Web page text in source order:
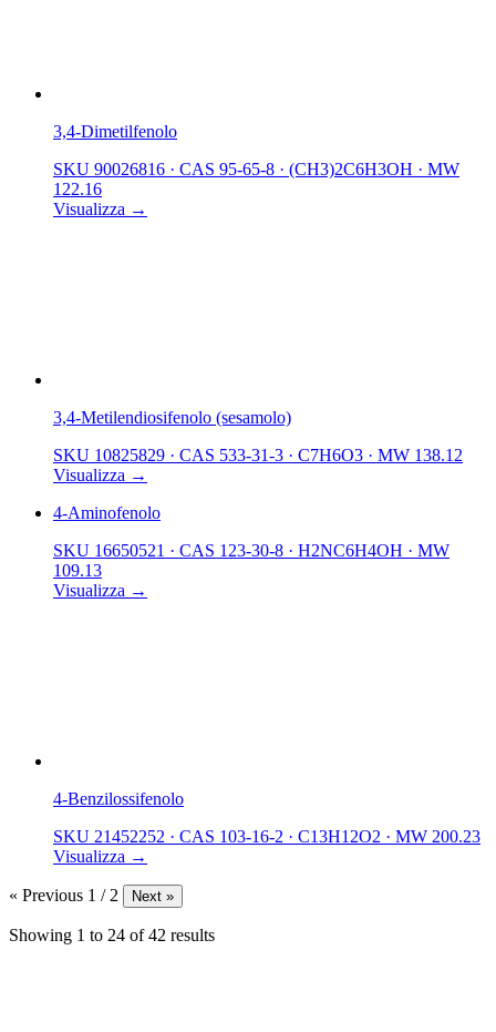
3,4-Dimetilfenolo
SKU 90026816 · CAS 95-65-8 · (CH3)2C6H3OH · MW
122.16
Visualizza →
3,4-Metilendiosifenolo (sesamolo)
SKU 10825829 · CAS 533-31-3 · C7H6O3 · MW 138.12
Visualizza →
4-Aminofenolo
SKU 16650521 · CAS 123-30-8 · H2NC6H4OH · MW
109.13
Visualizza →
4-Benzilossifenolo
SKU 21452252 · CAS 103-16-2 · C13H12O2 · MW 200.23
Visualizza →
« Previous 1 / 2 Next »
Showing 1 to 24 of 42 results